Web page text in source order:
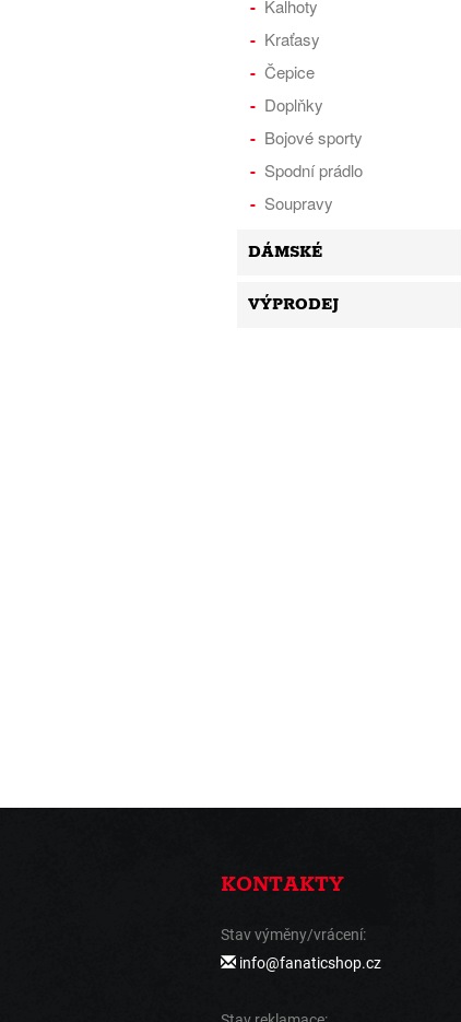
Kalhoty
Kraťasy
Čepice
Doplňky
Bojové sporty
Spodní prádlo
Soupravy
DÁMSKÉ
VÝPRODEJ
KONTAKTY
Stav výměny/vrácení:
info@fanaticshop.cz